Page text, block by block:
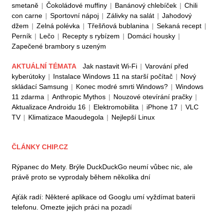
smetaně | Čokoládové muffiny | Banánový chlebíček | Chili
con carne | Sportovní nápoj | Zálivky na salát | Jahodový
džem | Zelná polévka | Třešňová bublanina | Sekaná recept |
Perník | Lečo | Recepty s rybízem | Domácí housky |
Zapečené brambory s uzeným
AKTUÁLNÍ TÉMATA Jak nastavit Wi-Fi | Varování před
kyberútoky | Instalace Windows 11 na starší počítač | Nový
skládací Samsung | Konec modré smrti Windows? | Windows
11 zdarma | Anthropic Mythos | Nouzové otevírání pračky |
Aktualizace Androidu 16 | Elektromobilita | iPhone 17 | VLC
TV | Klimatizace Maoudegola | Nejlepší Linux
ČLÁNKY CHIP.CZ
Rýpanec do Mety. Brýle DuckDuckGo neumí vůbec nic, ale
právě proto se vyprodaly během několika dní
Ajťák radí: Některé aplikace od Googlu umí vyždímat baterii
telefonu. Omezte jejich práci na pozadí